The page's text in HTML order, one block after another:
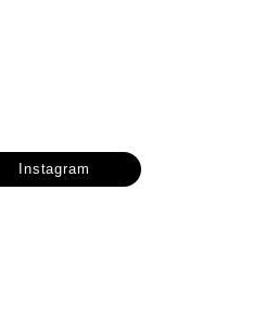
Instagram